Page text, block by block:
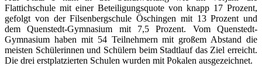
Flattichschule mit einer Beteiligungsquote von knapp 17 Prozent,
gefolgt von der Filsenbergschule Öschingen mit 13 Prozent und
dem Quenstedt-Gymnasium mit 7,5 Prozent. Vom Quenstedt-
Gymnasium haben mit 54 Teilnehmern mit großem Abstand die
meisten Schülerinnen und Schülern beim Stadtlauf das Ziel erreicht.
Die drei erstplatzierten Schulen wurden mit Pokalen ausgezeichnet.